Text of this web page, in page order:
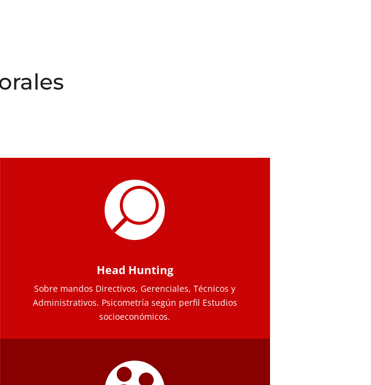
U
Head Hunting
Sobre mandos Directivos, Gerenciales, Técnicos y
Administrativos. Psicometría según perfil Estudios
socioeconómicos.